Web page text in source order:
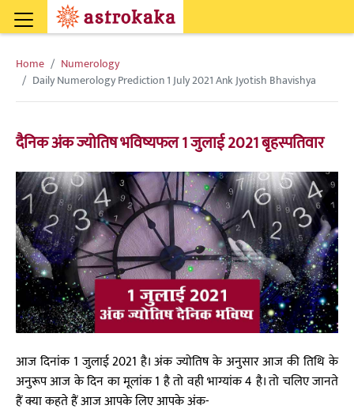
Home
Numerology
Daily Numerology Prediction 1 July 2021 Ank Jyotish Bhavishya
दैनिक अंक ज्योतिष भविष्यफल 1 जुलाई 2021 बृहस्पतिवार
आज दिनांक 1 जुलाई 2021 है। अंक ज्योतिष के अनुसार आज की तिथि के
अनुरूप आज के दिन का मूलांक 1 है तो वही भाग्यांक 4 है। तो चलिए जानते
हैं क्या कहते हैं आज आपके लिए आपके अंक-